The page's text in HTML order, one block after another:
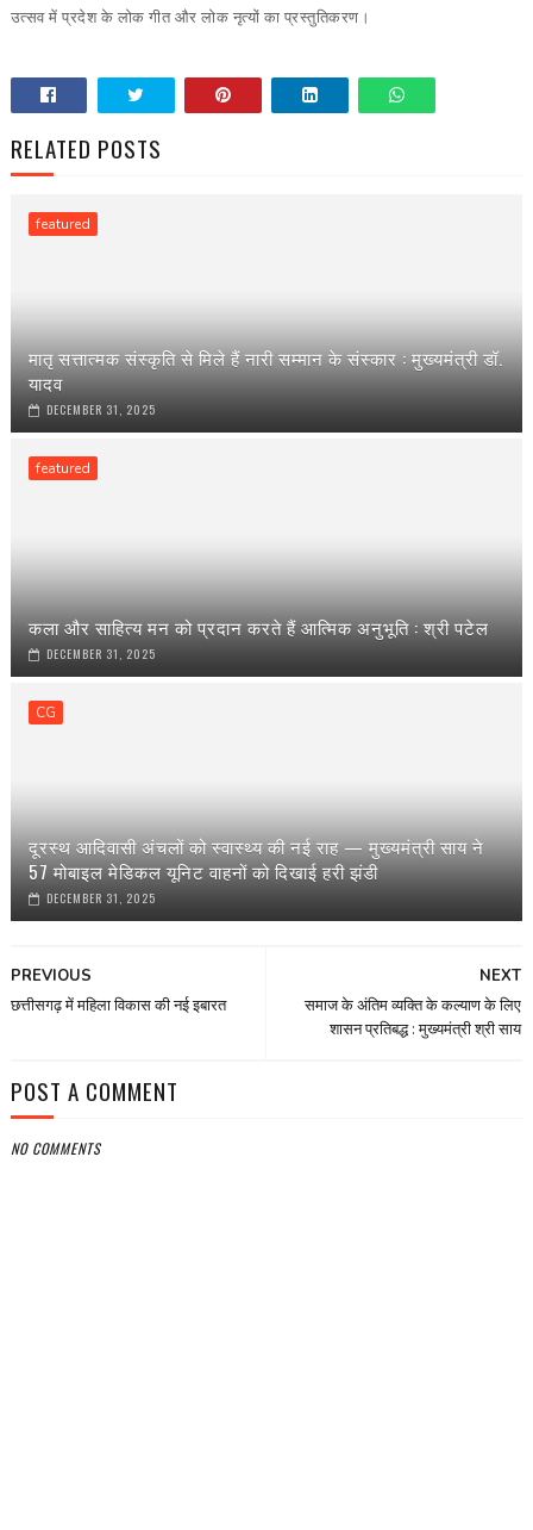
उत्सव में प्रदेश के लोक गीत और लोक नृत्यों का प्रस्तुतिकरण।
RELATED POSTS
featured
मातृ सत्तात्मक संस्कृति से मिले हैं नारी सम्मान के संस्कार : मुख्यमंत्री डॉ.
यादव
DECEMBER 31, 2025
featured
कला और साहित्य मन को प्रदान करते हैं आत्मिक अनुभूति : श्री पटेल
DECEMBER 31, 2025
CG
दूरस्थ आदिवासी अंचलों को स्वास्थ्य की नई राह — मुख्यमंत्री साय ने
57 मोबाइल मेडिकल यूनिट वाहनों को दिखाई हरी झंडी
DECEMBER 31, 2025
NEXT
समाज के अंतिम व्यक्ति के कल्याण के लिए
शासन प्रतिबद्ध : मुख्यमंत्री श्री साय
PREVIOUS
छत्तीसगढ़ में महिला विकास की नई इबारत
POST A COMMENT
NO COMMENTS